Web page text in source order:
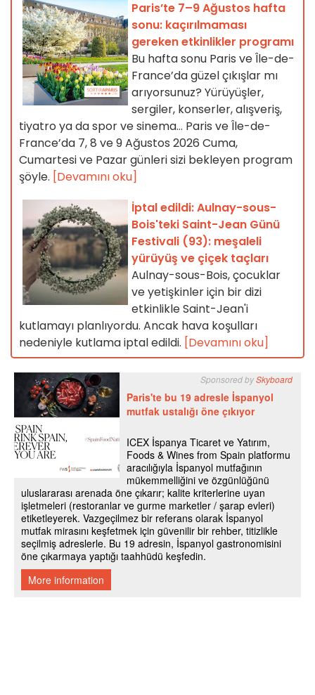
Paris’te 7–9 Ağustos hafta
sonu: kaçırılmaması
gereken etkinlikler programı
Bu hafta sonu Paris ve Île-de-
France’da güzel çıkışlar mı
arıyorsunuz? Yürüyüşler,
sergiler, konserler, alışveriş,
tiyatro ya da spor ve sinema... Paris ve Île-de-
France’da 7, 8 ve 9 Ağustos 2026 Cuma,
Cumartesi ve Pazar günleri sizi bekleyen program
şöyle. [Devamını oku]
İptal edildi: Aulnay-sous-
Bois'teki Saint-Jean Günü
Festivali (93): meşaleli
yürüyüş ve çiçek taçları
Aulnay-sous-Bois, çocuklar
ve yetişkinler için bir dizi
etkinlikle Saint-Jean'i
kutlamayı planlıyordu. Ancak hava koşulları
nedeniyle kutlama iptal edildi. [Devamını oku]